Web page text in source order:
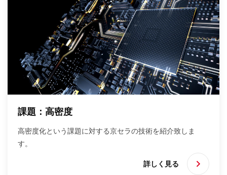
課題：高密度
高密度化という課題に対する京セラの技術を紹介致しま
す。
詳しく見る